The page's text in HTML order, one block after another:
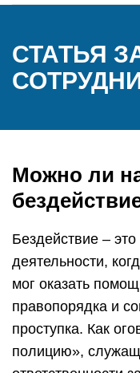
СТАТЬЯ
Можно ли
Бездействие –
деятельности,
мог оказать
правопорядка и
проступка. Как
полицию»,